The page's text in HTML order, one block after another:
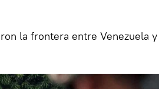
la frontera entre Venezuela y